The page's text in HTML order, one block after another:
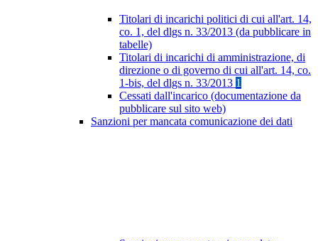
Titolari di incarichi politici di cui all'art. 14,
co. 1, del dlgs n. 33/2013 (da pubblicare in
tabelle)
Titolari di incarichi di amministrazione, di
direzione o di governo di cui all'art. 14, co.
1-bis, del dlgs n. 33/2013 1
Cessati dall'incarico (documentazione da
pubblicare sul sito web)
Sanzioni per mancata comunicazione dei dati